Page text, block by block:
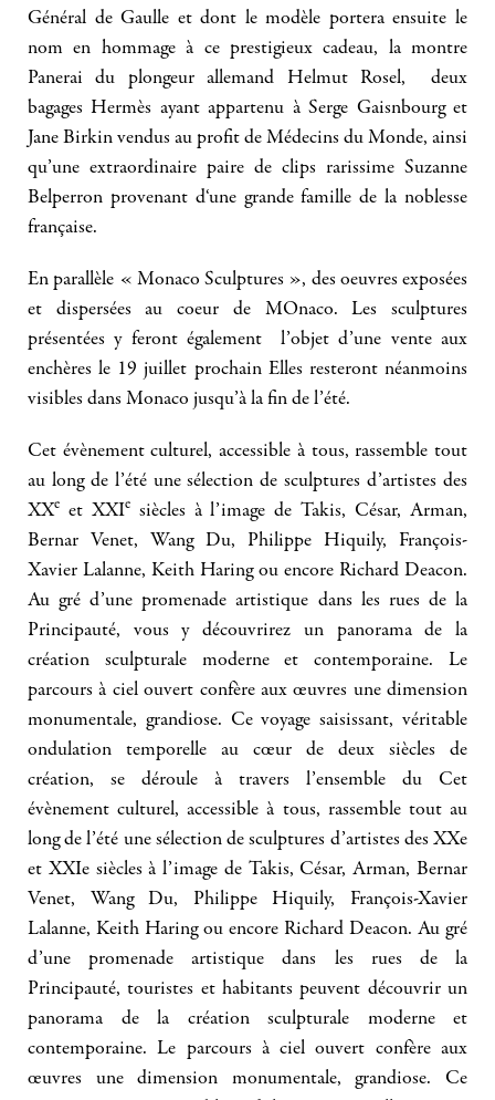
Général de Gaulle et dont le modèle portera ensuite le
nom en hommage à ce prestigieux cadeau, la montre
Panerai du plongeur allemand Helmut Rosel, deux
bagages Hermès ayant appartenu à Serge Gaisnbourg et
Jane Birkin vendus au profit de Médecins du Monde, ainsi
qu’une extraordinaire paire de clips rarissime Suzanne
Belperron provenant d‘une grande famille de la noblesse
française.
En parallèle « Monaco Sculptures », des oeuvres exposées
et dispersées au coeur de MOnaco. Les sculptures
présentées y feront également l’objet d’une vente aux
enchères le 19 juillet prochain Elles resteront néanmoins
visibles dans Monaco jusqu’à la fin de l’été.
Cet évènement culturel, accessible à tous, rassemble tout
au long de l’été une sélection de sculptures d’artistes des
XXe et XXIesiècles à l’image de Takis, César, Arman,
Bernar Venet, Wang Du, Philippe Hiquily, François-
Xavier Lalanne, Keith Haring ou encore Richard Deacon.
Au gré d’une promenade artistique dans les rues de la
Principauté, vous y découvrirez un panorama de la
création sculpturale moderne et contemporaine. Le
parcours à ciel ouvert confère aux œuvres une dimension
monumentale, grandiose. Ce voyage saisissant, véritable
ondulation temporelle au cœur de deux siècles de
création, se déroule à travers l’ensemble du Cet
évènement culturel, accessible à tous, rassemble tout au
long de l’été une sélection de sculptures d’artistes des XXe
et XXIe siècles à l’image de Takis, César, Arman, Bernar
Venet, Wang Du, Philippe Hiquily, François-Xavier
Lalanne, Keith Haring ou encore Richard Deacon. Au gré
d’une promenade artistique dans les rues de la
Principauté, touristes et habitants peuvent découvrir un
panorama de la création sculpturale moderne et
contemporaine. Le parcours à ciel ouvert confère aux
œuvres une dimension monumentale, grandiose. Ce